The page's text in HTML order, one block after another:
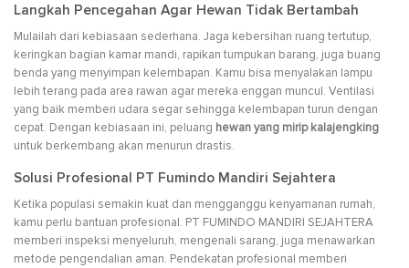
Langkah Pencegahan Agar Hewan Tidak Bertambah
Mulailah dari kebiasaan sederhana. Jaga kebersihan ruang tertutup,
keringkan bagian kamar mandi, rapikan tumpukan barang, juga buang
benda yang menyimpan kelembapan. Kamu bisa menyalakan lampu
lebih terang pada area rawan agar mereka enggan muncul. Ventilasi
yang baik memberi udara segar sehingga kelembapan turun dengan
cepat. Dengan kebiasaan ini, peluang hewan yang mirip kalajengking
untuk berkembang akan menurun drastis.
Solusi Profesional PT Fumindo Mandiri Sejahtera
Ketika populasi semakin kuat dan mengganggu kenyamanan rumah,
kamu perlu bantuan profesional. PT FUMINDO MANDIRI SEJAHTERA
memberi inspeksi menyeluruh, mengenali sarang, juga menawarkan
metode pengendalian aman. Pendekatan profesional memberi